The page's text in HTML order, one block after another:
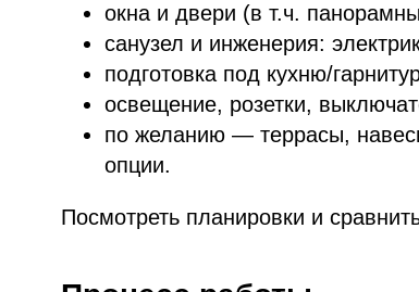
окна и двери (в т.ч.
санузел и инженерия:
подготовка под кухню/
освещение, розетки,
по желанию — террасы,
опции.
Посмотреть планировки и